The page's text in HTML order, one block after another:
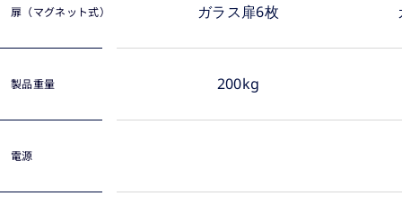
扉（マグネット式） ガラス扉6枚
製品重量 200kg
電源